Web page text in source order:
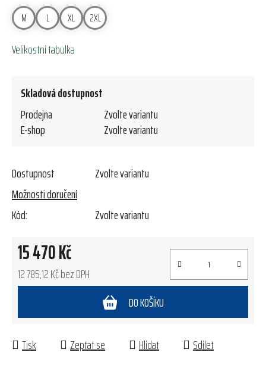
M L XL 2XL
Velikostní tabulka
Skladová dostupnost
Prodejna
Zvolte variantu
E-shop
Zvolte variantu
Dostupnost
Zvolte variantu
Možnosti doručení
Kód:
Zvolte variantu
15 470 Kč
12 785,12 Kč bez DPH
DO KOŠÍKU
Tisk Zeptat se Hlídat Sdílet